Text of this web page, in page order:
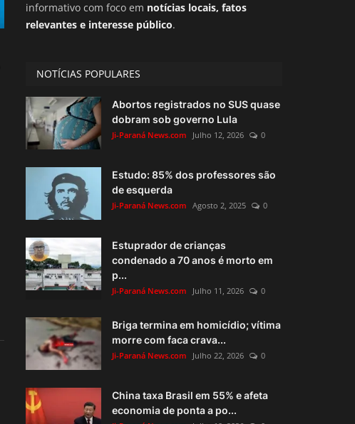
informativo com foco em notícias locais, fatos
relevantes e interesse público.
NOTÍCIAS POPULARES
Abortos registrados no SUS quase
dobram sob governo Lula
Ji-Paraná News.com Julho 12, 2026 0
Estudo: 85% dos professores são
de esquerda
Ji-Paraná News.com Agosto 2, 2025 0
Estuprador de crianças
condenado a 70 anos é morto em
p...
Ji-Paraná News.com Julho 11, 2026 0
Briga termina em homicídio; vítima
morre com faca crava...
Ji-Paraná News.com Julho 22, 2026 0
China taxa Brasil em 55% e afeta
economia de ponta a po...